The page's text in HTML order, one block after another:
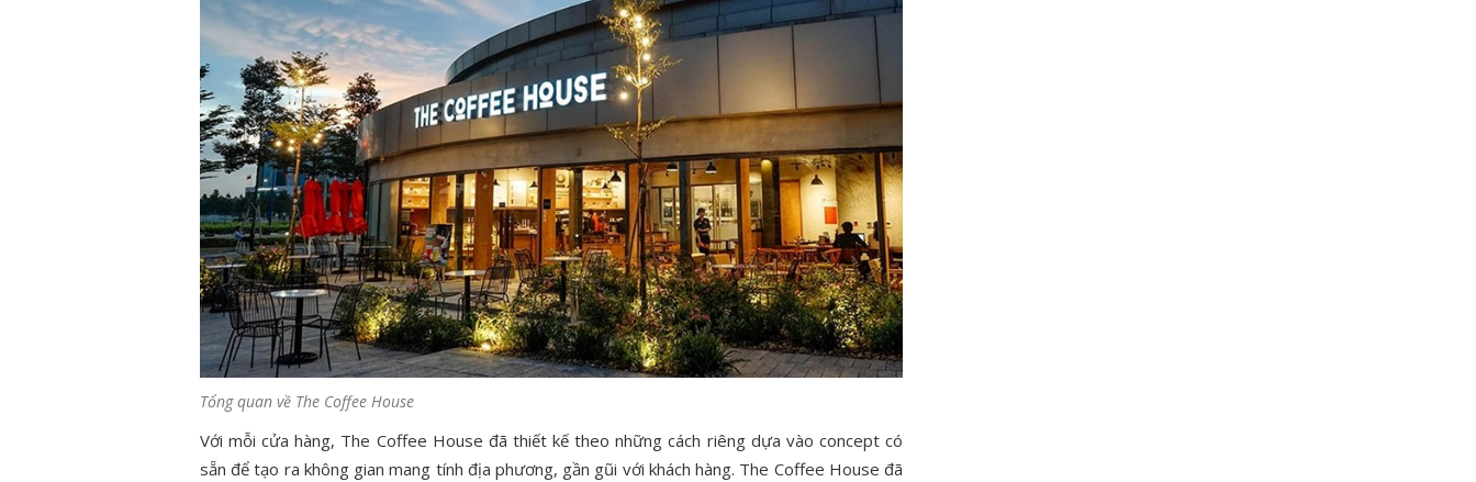
Tổng quan về The Coffee House
Với mỗi cửa hàng, The Coffee House đã thiết kế theo những cách riêng dựa vào concept có
sẵn để tạo ra không gian mang tính địa phương, gần gũi với khách hàng. The Coffee House đã